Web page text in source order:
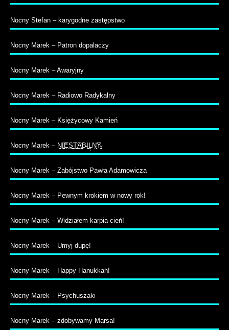
Nocny Stefan – karygodne zastępstwo
Nocny Marek – Patron dopalaczy
Nocny Marek – Awaryjny
Nocny Marek – Radiowo Radykalny
Nocny Marek – Księżycowy Kamień
Nocny Marek – N̠̲I͚̠̝̭͝E̹̩S̤̺̹̦̮͉͍T̬͇̭͉̖͡A̭͔̳̪̳̟̤B̵I̧̦̫͕̹̰ͅĻ̼N̩̞̤͡Y̴̹̥̜̭͕̱
Nocny Marek – Zabójstwo Pawła Adamowicza
Nocny Marek – Pewnym krokiem w nowy rok!
Nocny Marek – Widziałem karpia cień!
Nocny Marek – Umyj dupę!
Nocny Marek – Happy Hanukkah!
Nocny Marek – Psychuszaki
Nocny Marek – zdobywamy Marsa!